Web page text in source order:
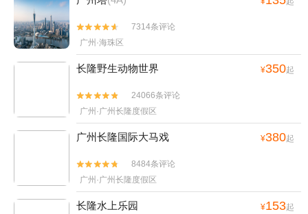


7314条评论
广州·海珠区
长隆野生动物世界 ¥350起


24066条评论
广州·广州长隆度假区
广州长隆国际大马戏 ¥380起


8484条评论
广州·广州长隆度假区
长隆水上乐园 ¥153起